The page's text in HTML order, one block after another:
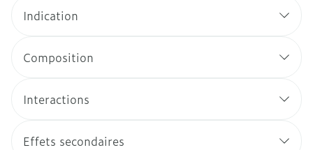
Indication
Composition
Interactions
Effets secondaires